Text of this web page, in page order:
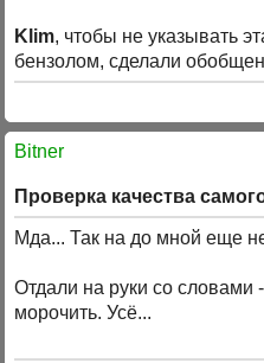
Klim, чтобы не указывать
бензолом, сделали
Bitner
Проверка качества
Мда... Так на до мной еще
Отдали на руки со словами
морочить. Усё...